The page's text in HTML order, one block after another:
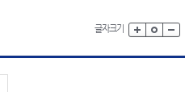
글자크기